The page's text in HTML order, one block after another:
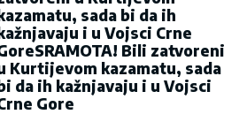
sada bi da ih
i u Vojsci Crne
Bili zatvoreni
Kurtijevom kazamatu, sada
da ih kažnjavaju i u Vojsci
Gore